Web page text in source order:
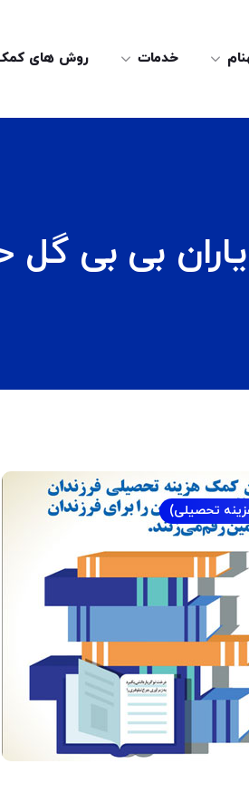
خدمات روش های
یاران بی بی گل
تحصیلی)